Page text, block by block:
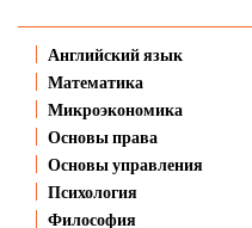
Английский язык
Математика
Микроэкономика
Основы права
Основы управления
Психология
Философия